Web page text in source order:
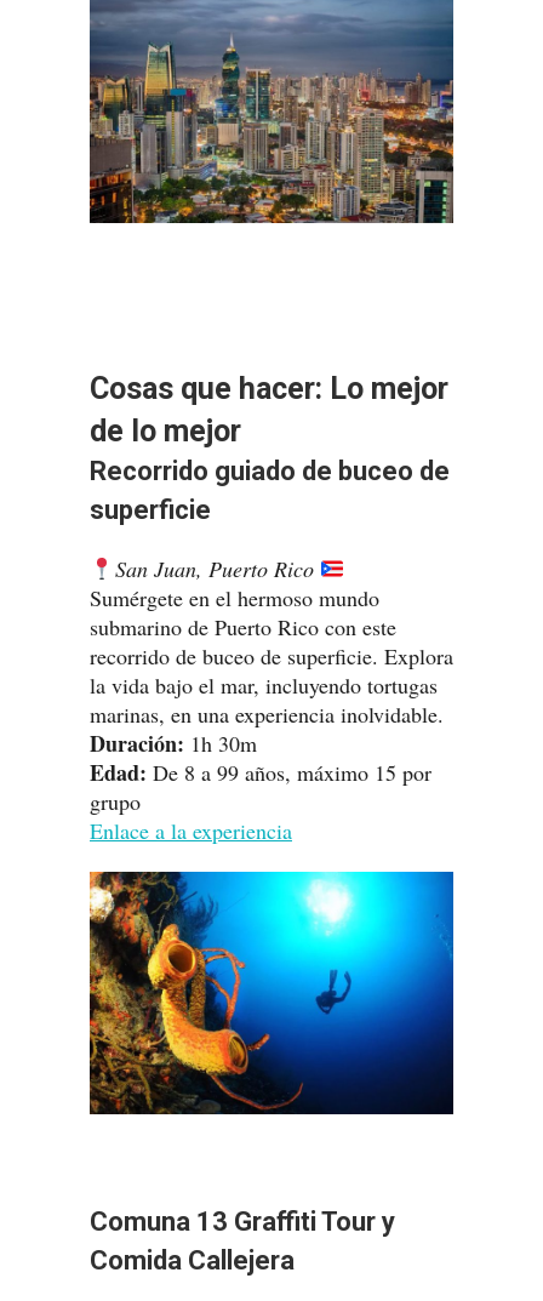
Cosas que hacer: Lo mejor
de lo mejor
Recorrido guiado de buceo de
superficie
San Juan, Puerto Rico
Sumérgete en el hermoso mundo
submarino de Puerto Rico con este
recorrido de buceo de superficie. Explora
la vida bajo el mar, incluyendo tortugas
marinas, en una experiencia inolvidable.
Duración: 1h 30m
Edad: De 8 a 99 años, máximo 15 por
grupo
Enlace a la experiencia
Comuna 13 Graffiti Tour y
Comida Callejera